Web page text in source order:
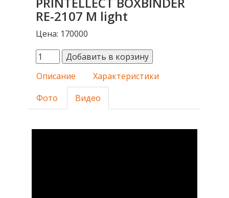
RE-2107 М light
Цена: 170000
Описание
Характеристики
Фото
Видео